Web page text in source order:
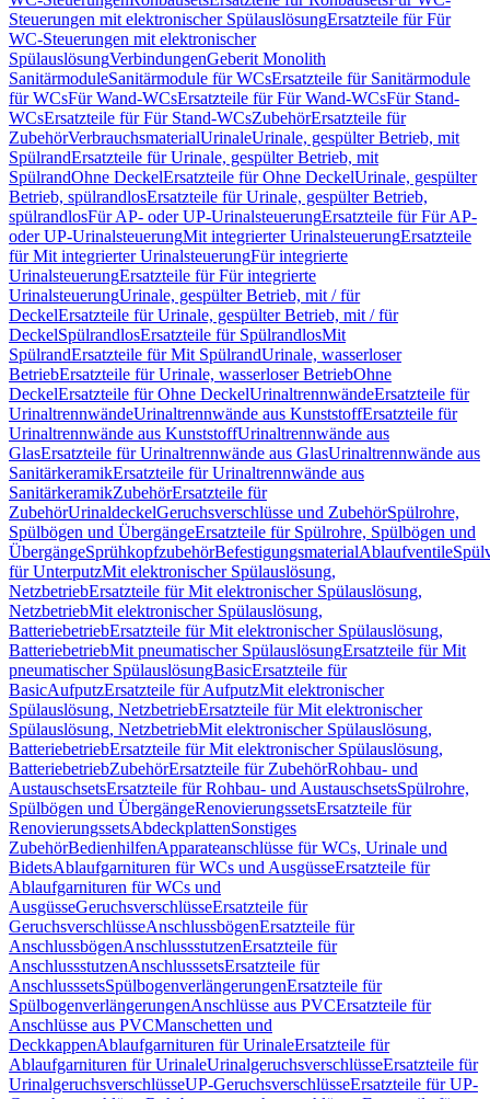
Steuerungen mit elektronischer SpülauslösungErsatzteile für Für
WC-Steuerungen mit elektronischer
SpülauslösungVerbindungenGeberit Monolith
SanitärmoduleSanitärmodule für WCsErsatzteile für Sanitärmodule
für WCsFür Wand-WCsErsatzteile für Für Wand-WCsFür Stand-
WCsErsatzteile für Für Stand-WCsZubehörErsatzteile für
ZubehörVerbrauchsmaterialUrinaleUrinale, gespülter Betrieb, mit
SpülrandErsatzteile für Urinale, gespülter Betrieb, mit
SpülrandOhne DeckelErsatzteile für Ohne DeckelUrinale, gespülter
Betrieb, spülrandlosErsatzteile für Urinale, gespülter Betrieb,
spülrandlosFür AP- oder UP-UrinalsteuerungErsatzteile für Für AP-
oder UP-UrinalsteuerungMit integrierter UrinalsteuerungErsatzteile
für Mit integrierter UrinalsteuerungFür integrierte
UrinalsteuerungErsatzteile für Für integrierte
UrinalsteuerungUrinale, gespülter Betrieb, mit / für
DeckelErsatzteile für Urinale, gespülter Betrieb, mit / für
DeckelSpülrandlosErsatzteile für SpülrandlosMit
SpülrandErsatzteile für Mit SpülrandUrinale, wasserloser
BetriebErsatzteile für Urinale, wasserloser BetriebOhne
DeckelErsatzteile für Ohne DeckelUrinaltrennwändeErsatzteile für
UrinaltrennwändeUrinaltrennwände aus KunststoffErsatzteile für
Urinaltrennwände aus KunststoffUrinaltrennwände aus
GlasErsatzteile für Urinaltrennwände aus GlasUrinaltrennwände aus
SanitärkeramikErsatzteile für Urinaltrennwände aus
SanitärkeramikZubehörErsatzteile für
ZubehörUrinaldeckelGeruchsverschlüsse und ZubehörSpülrohre,
Spülbögen und ÜbergängeErsatzteile für Spülrohre, Spülbögen und
ÜbergängeSprühkopfzubehörBefestigungsmaterialAblaufventile
für UnterputzMit elektronischer Spülauslösung,
NetzbetriebErsatzteile für Mit elektronischer Spülauslösung,
NetzbetriebMit elektronischer Spülauslösung,
BatteriebetriebErsatzteile für Mit elektronischer Spülauslösung,
BatteriebetriebMit pneumatischer SpülauslösungErsatzteile für Mit
pneumatischer SpülauslösungBasicErsatzteile für
BasicAufputzErsatzteile für AufputzMit elektronischer
Spülauslösung, NetzbetriebErsatzteile für Mit elektronischer
Spülauslösung, NetzbetriebMit elektronischer Spülauslösung,
BatteriebetriebErsatzteile für Mit elektronischer Spülauslösung,
BatteriebetriebZubehörErsatzteile für ZubehörRohbau- und
AustauschsetsErsatzteile für Rohbau- und AustauschsetsSpülrohre,
Spülbögen und ÜbergängeRenovierungssetsErsatzteile für
RenovierungssetsAbdeckplattenSonstiges
ZubehörBedienhilfenApparateanschlüsse für WCs, Urinale und
BidetsAblaufgarnituren für WCs und AusgüsseErsatzteile für
Ablaufgarnituren für WCs und
AusgüsseGeruchsverschlüsseErsatzteile für
GeruchsverschlüsseAnschlussbögenErsatzteile für
AnschlussbögenAnschlussstutzenErsatzteile für
AnschlussstutzenAnschlusssetsErsatzteile für
AnschlusssetsSpülbogenverlängerungenErsatzteile für
SpülbogenverlängerungenAnschlüsse aus PVCErsatzteile für
Anschlüsse aus PVCManschetten und
DeckkappenAblaufgarnituren für UrinaleErsatzteile für
Ablaufgarnituren für UrinaleUrinalgeruchsverschlüsseErsatzteile für
UrinalgeruchsverschlüsseUP-GeruchsverschlüsseErsatzteile für UP-